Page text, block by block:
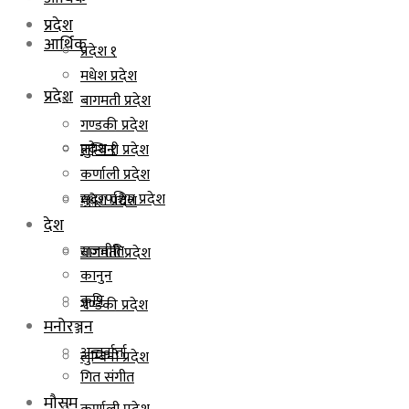
आर्थिक
प्रदेश
प्रदेश १
मधेश प्रदेश
बागमती प्रदेश
गण्डकी प्रदेश
लुम्बिनी प्रदेश
प्रदेश
प्रदेश १
मधेश प्रदेश
बागमती प्रदेश
गण्डकी प्रदेश
लुम्बिनी प्रदेश
कर्णाली प्रदेश
सुदूरपश्चिम प्रदेश
देश
राजनीति
कानुन
कृषि
मनोरञ्जन
अन्तर्वार्ता
गित संगीत
मौसम